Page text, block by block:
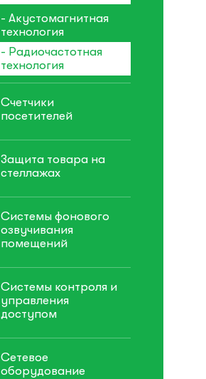
- Акустомагнитная
технология
- Радиочастотная
технология
Счетчики
посетителей
Защита товара на
стеллажах
Системы фонового
озвучивания
помещений
Системы контроля и
управления
доступом
Сетевое
оборудование